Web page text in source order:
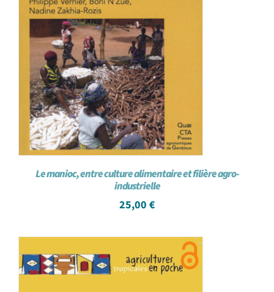
Le manioc, entre culture alimentaire et filière agro-
industrielle
25,00 €